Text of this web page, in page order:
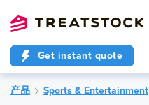
Get instant quote
产品 Sports & Entertainment